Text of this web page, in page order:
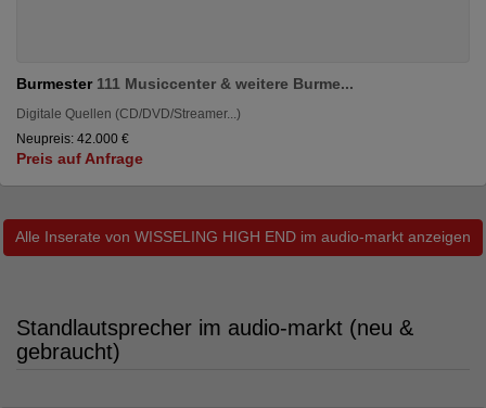
Burmester 111 Musiccenter & weitere Burme...
Digitale Quellen (CD/DVD/Streamer...)
Neupreis: 42.000 €
Preis auf Anfrage
Alle Inserate von WISSELING HIGH END im audio-markt anzeigen
Standlautsprecher im audio-markt (neu &
gebraucht)